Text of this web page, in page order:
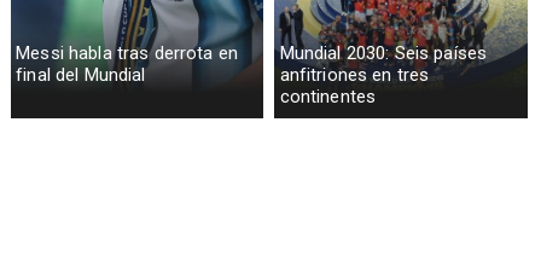
Messi habla tras derrota en
final del Mundial
Mundial 2030: Seis países
anfitriones en tres
continentes